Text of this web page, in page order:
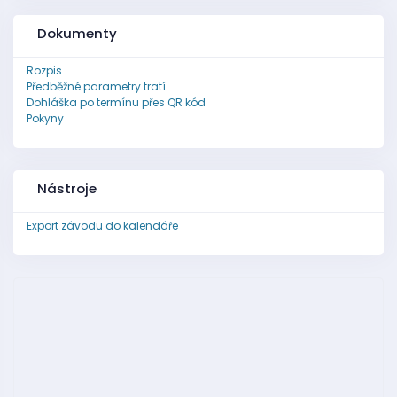
Dokumenty
Rozpis
Předběžné parametry tratí
Dohláška po termínu přes QR kód
Pokyny
Nástroje
Export závodu do kalendáře